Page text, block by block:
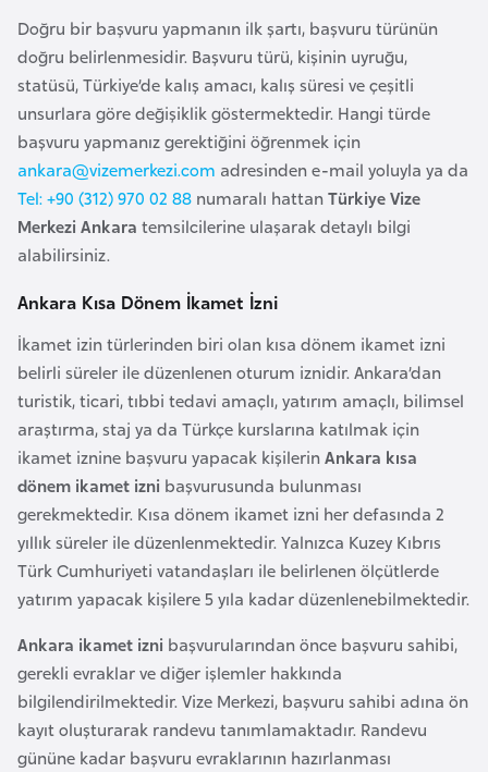
Doğru bir başvuru yapmanın ilk şartı, başvuru türünün
doğru belirlenmesidir. Başvuru türü, kişinin uyruğu,
statüsü, Türkiye’de kalış amacı, kalış süresi ve çeşitli
unsurlara göre değişiklik göstermektedir. Hangi türde
başvuru yapmanız gerektiğini öğrenmek için
ankara@vizemerkezi.com adresinden e-mail yoluyla ya da
Tel: +90 (312) 970 02 88 numaralı hattanTürkiye Vize
Merkezi Ankara temsilcilerine ulaşarak detaylı bilgi
alabilirsiniz.
Ankara Kısa Dönem İkamet İzni
İkamet izin türlerinden biri olan kısa dönem ikamet izni
belirli süreler ile düzenlenen oturum iznidir. Ankara’dan
turistik, ticari, tıbbi tedavi amaçlı, yatırım amaçlı, bilimsel
araştırma, staj ya da Türkçe kurslarına katılmak için
ikamet iznine başvuru yapacak kişilerinAnkara kısa
dönem ikamet izni başvurusunda bulunması
gerekmektedir. Kısa dönem ikamet izni her defasında 2
yıllık süreler ile düzenlenmektedir. Yalnızca Kuzey Kıbrıs
Türk Cumhuriyeti vatandaşları ile belirlenen ölçütlerde
yatırım yapacak kişilere 5 yıla kadar düzenlenebilmektedir.
Ankara ikamet izni başvurularından önce başvuru sahibi,
gerekli evraklar ve diğer işlemler hakkında
bilgilendirilmektedir. Vize Merkezi, başvuru sahibi adına ön
kayıt oluşturarak randevu tanımlamaktadır. Randevu
gününe kadar başvuru evraklarının hazırlanması
F
a
s
Ç
a
d
e
k
C
u
m
h
u
r
i
y
e
i
C
e